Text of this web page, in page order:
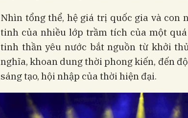
Nhìn tổng thể, hệ giá trị quốc gia và con
tinh của nhiều lớp trầm tích của một
tinh thần yêu nước bắt nguồn từ khởi
nghĩa, khoan dung thời phong kiến, đến
sáng tạo, hội nhập của thời hiện đại.